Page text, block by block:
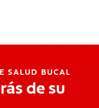
SALUD BUCAL
de su